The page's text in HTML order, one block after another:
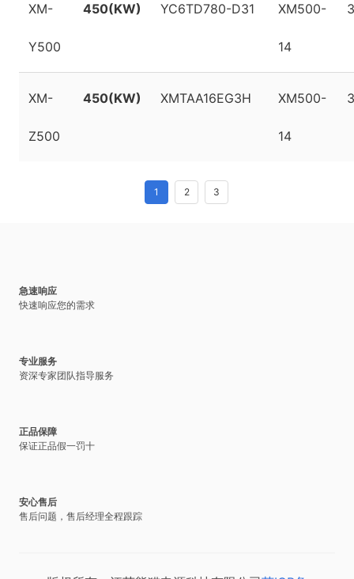
XM-
Y500
450(KW) YC6TD780-D31 XM500-
14
XM-
Z500
450(KW) XMTAA16EG3H XM500-
14
1 2 3
急速响应
快速响应您的需求
专业服务
资深专家团队指导服务
正品保障
保证正品假一罚十
安心售后
售后问题，售后经理全程跟踪